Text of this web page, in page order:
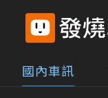
國內車訊